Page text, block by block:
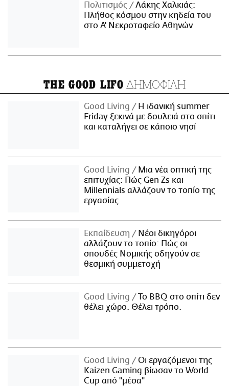
Πολιτισμός
Λάκης Χαλκιάς:
Πλήθος κόσμου στην κηδεία του
στο Α' Νεκροταφείο Αθηνών
THE GOOD LIFO ΔΗΜΟΦΙΛΗ
Good Living
Η ιδανική summer
Friday ξεκινά με δουλειά στο σπίτι
και καταλήγει σε κάποιο νησί
Good Living
Μια νέα οπτική της
επιτυχίας: Πώς Gen Zs και
Millennials αλλάζουν το τοπίο της
εργασίας
Εκπαίδευση
Νέοι δικηγόροι
αλλάζουν το τοπίο: Πώς οι
σπουδές Νομικής οδηγούν σε
θεσμική συμμετοχή
Good Living
Το BBQ στο σπίτι δεν
θέλει χώρο. Θέλει τρόπο.
Good Living
Οι εργαζόμενοι της
Kaizen Gaming βίωσαν το World
Cup από "μέσα"